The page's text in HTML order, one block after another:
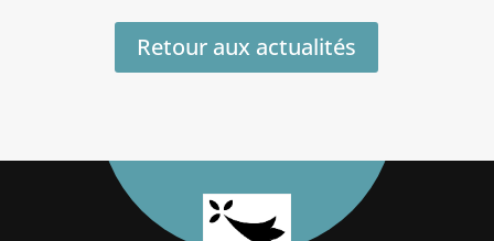
Retour aux actualités